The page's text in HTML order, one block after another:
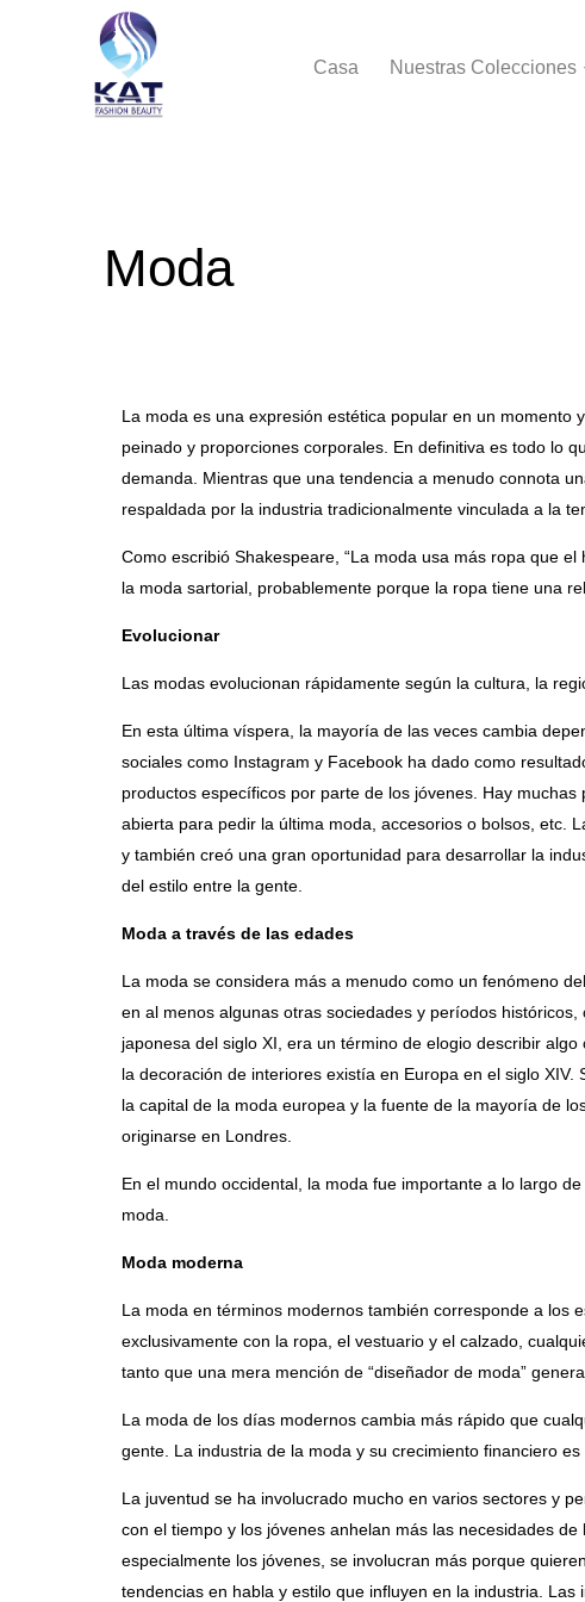
Casa Nuestras Colecciones
Moda
La moda es una expresión estética popular en un momento
peinado y proporciones corporales. En definitiva es todo lo
demanda. Mientras que una tendencia a menudo connota
respaldada por la industria tradicionalmente vinculada a la
Como escribió Shakespeare, “La moda usa más ropa que
la moda sartorial, probablemente porque la ropa tiene una
Evolucionar
Las modas evolucionan rápidamente según la cultura, la
En esta última víspera, la mayoría de las veces cambia
sociales como Instagram y Facebook ha dado como
productos específicos por parte de los jóvenes. Hay
abierta para pedir la última moda, accesorios o bolsos, etc.
y también creó una gran oportunidad para desarrollar la
del estilo entre la gente.
Moda a través de las edades
La moda se considera más a menudo como un fenómeno
en al menos algunas otras sociedades y períodos
japonesa del siglo XI, era un término de elogio describir
la decoración de interiores existía en Europa en el siglo
la capital de la moda europea y la fuente de la mayoría de
originarse en Londres.
En el mundo occidental, la moda fue importante a lo largo
moda.
Moda moderna
La moda en términos modernos también corresponde a los
exclusivamente con la ropa, el vestuario y el calzado,
tanto que una mera mención de “diseñador de moda”
La moda de los días modernos cambia más rápido que
gente. La industria de la moda y su crecimiento financiero
La juventud se ha involucrado mucho en varios sectores y
con el tiempo y los jóvenes anhelan más las necesidades
especialmente los jóvenes, se involucran más porque
tendencias en habla y estilo que influyen en la industria.